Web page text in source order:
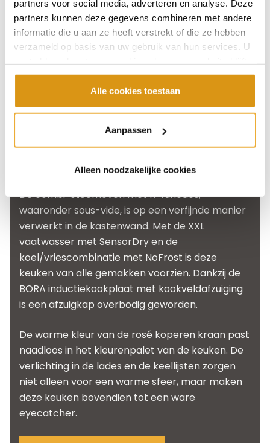
partners voor social media, adverteren en analyse. Deze
partners kunnen deze gegevens combineren met andere
informatie die u aan ze heeft verstrekt of die ze hebben
verzameld op basis van uw gebruik van hun services. U
gebruiken.
Alle cookies toestaan
Aanpassen
Alleen noodzakelijke cookies
We hebben in deze keuken gekozen voor een
bekend om zijn goede eigenschappen en is
verkrijgbaar in vele verschillende uitvoeringen.
De strakke belijning van het werkblad versterkt
het moderne karakter van deze keuken.
De combi-stoomoven met 17 functies,
waaronder sous-vide, is op een verfijnde manier
verwerkt in de kastenwand. Met de XXL
vaatwasser met SensorDry en de
koel/vriescombinatie met NoFrost is deze
keuken van alle gemakken voorzien. Dankzij de
BORA inductiekookplaat met kookveldafzuiging
is een afzuigkap overbodig geworden.
De warme kleur van de rosé koperen kraan past
naadloos in het kleurenpalet van de keuken. De
verlichting in de lades en de keellijsten zorgen
niet alleen voor een warme sfeer, maar maken
deze keuken bovendien tot een ware
eyecatcher.